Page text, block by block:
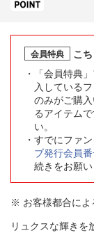
会員特典
こ
「会員特典
入している
のみがご購
るアイテム
い。
すでにファン
ブ発行会員
続きをお願い
※ お客様都合によ
リュクスな輝きを